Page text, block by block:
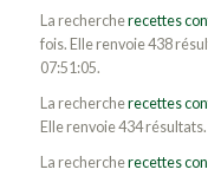
La rechercherecettes
fois. Elle renvoie 438
07:51:05.
La rechercherecettes
Elle renvoie 434
La rechercherecettes